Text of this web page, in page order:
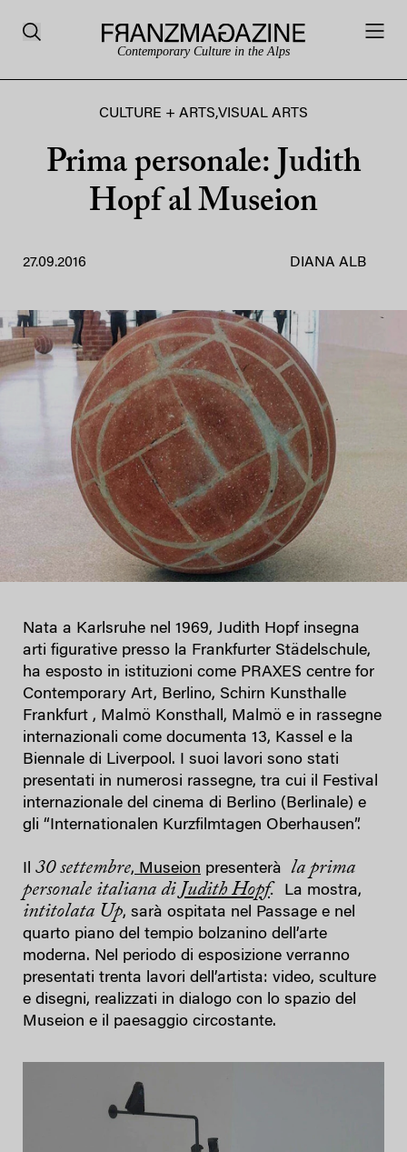
Contemporary Culture in the Alps
CULTURE + ARTS,VISUAL ARTS
Prima personale: Judith
Hopf al Museion
27.09.2016 DIANA ALB
Nata a Karlsruhe nel 1969, Judith Hopf insegna
arti figurative presso la Frankfurter Städelschule,
ha esposto in istituzioni come PRAXES centre for
Contemporary Art, Berlino, Schirn Kunsthalle
Frankfurt , Malmö Konsthall, Malmö e in rassegne
internazionali come documenta 13, Kassel e la
Biennale di Liverpool. I suoi lavori sono stati
presentati in numerosi rassegne, tra cui il Festival
internazionale del cinema di Berlino (Berlinale) e
gli “Internationalen Kurzfilmtagen Oberhausen”.
Il 30 settembre, Museion presenterà
la prima
personale italiana di Judith Hopf. La mostra,
intitolata Up, sarà ospitata nel Passage e nel
quarto piano del tempio bolzanino dell’arte
moderna. Nel periodo di esposizione verranno
presentati trenta lavori dell’artista: video, sculture
e disegni, realizzati in dialogo con lo spazio del
Museion e il paesaggio circostante.